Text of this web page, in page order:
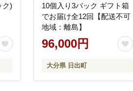
ク)
10個入り3パック ギフト箱
でお届け全12回【配送不可
地域：離島】
96,000円
大分県 日出町